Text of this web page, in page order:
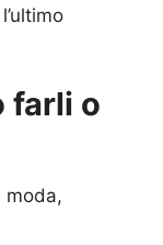
farli o
moda,